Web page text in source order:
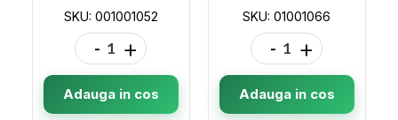
SKU: 001001052
- +
Adauga in cos
SKU: 01001066
- +
Adauga in cos